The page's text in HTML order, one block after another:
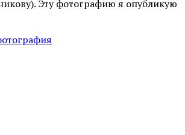
Эту фотографию я опубликую